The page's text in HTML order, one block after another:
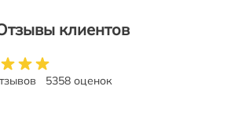
клиентов
5358 оценок